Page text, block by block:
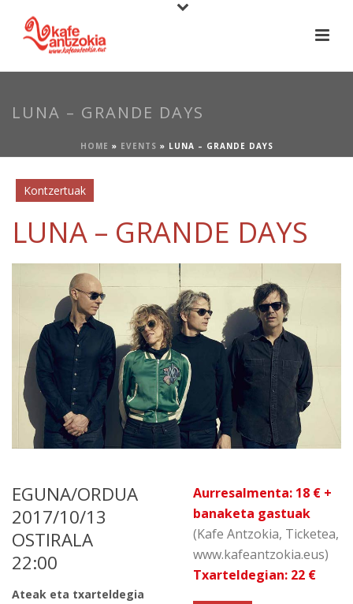
LUNA – GRANDE DAYS
HOME » EVENTS » LUNA – GRANDE DAYS
Kontzertuak
LUNA – GRANDE DAYS
EGUNA/ORDUA
2017/10/13
OSTIRALA
22:00
Ateak eta txarteldegia
Aurresalmenta: 18 € +
banaketa gastuak
(Kafe Antzokia, Ticketea,
www.kafeantzokia.eus)
Txarteldegian: 22 €